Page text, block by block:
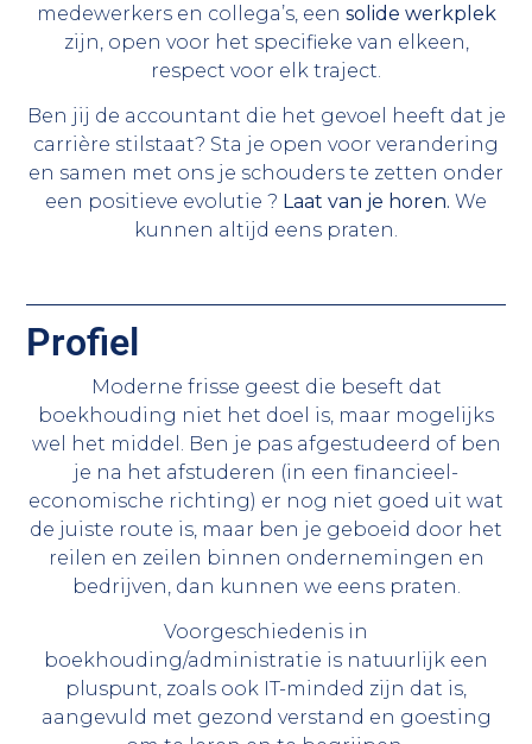
medewerkers en collega’s, een solide werkplek
zijn, open voor het specifieke van elkeen,
respect voor elk traject.
Ben jij de accountant die het gevoel heeft dat je
carrière stilstaat? Sta je open voor verandering
en samen met ons je schouders te zetten onder
een positieve evolutie ? Laat van je horen. We
kunnen altijd eens praten.
Profiel
Moderne frisse geest die beseft dat
boekhouding niet het doel is, maar mogelijks
wel het middel. Ben je pas afgestudeerd of ben
je na het afstuderen (in een financieel-
economische richting) er nog niet goed uit wat
de juiste route is, maar ben je geboeid door het
reilen en zeilen binnen ondernemingen en
bedrijven, dan kunnen we eens praten.
Voorgeschiedenis in
boekhouding/administratie is natuurlijk een
pluspunt, zoals ook IT-minded zijn dat is,
aangevuld met gezond verstand en goesting